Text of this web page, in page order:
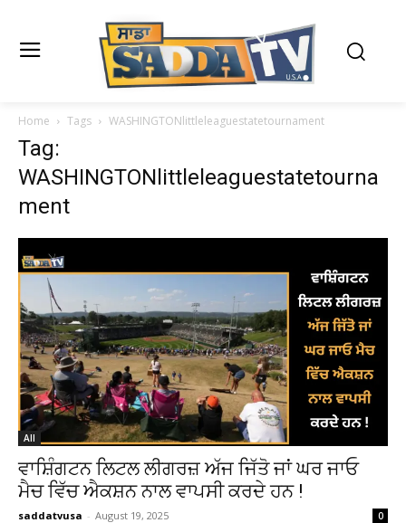
Home Tags WASHINGTONlittleleaguestatetournament
Tag:
WASHINGTONlittleleaguestatetourna
ment
All
ਵਾਸ਼ਿੰਗਟਨ ਲਿਟਲ ਲੀਗਰਜ਼ ਅੱਜ ਜਿੱਤੋ ਜਾਂ ਘਰ ਜਾਓ
ਮੈਚ ਵਿੱਚ ਐਕਸ਼ਨ ਨਾਲ ਵਾਪਸੀ ਕਰਦੇ ਹਨ !
saddatvusa - August 19, 2025 0